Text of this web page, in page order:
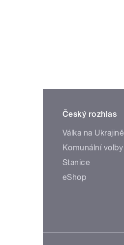
Český rozhlas
Válka na Ukrajině
Komunální volby
Stanice
eShop